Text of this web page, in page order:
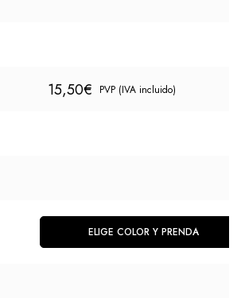
15,50€ PVP (IVA incluido)
ELIGE COLOR Y PRENDA